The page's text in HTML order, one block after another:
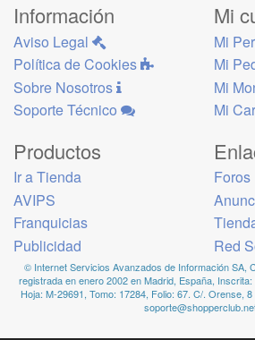
Información
Aviso Legal
Política de Cookies
Sobre Nosotros
Soporte Técnico
Mi
Mi
Mi
Mi
Mi
Productos
Ir a Tienda
AVIPS
Franquicias
Publicidad
Foros
Red
© Internet Servicios Avanzados de Información SA,
registrada en enero 2002 en Madrid, España,
Hoja: M-29691, Tomo: 17284, Folio: 67. C/. Orense,